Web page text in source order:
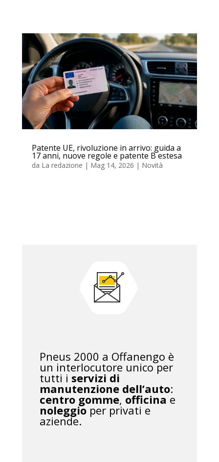
Patente UE, rivoluzione in arrivo: guida a
17 anni, nuove regole e patente B estesa
da La redazione | Mag 14, 2026 | Novità
Pneus 2000 a Offanengo è
un interlocutore unico per
tutti i servizi di
manutenzione dell’auto:
centro gomme, officina e
noleggioper privati e
aziende.